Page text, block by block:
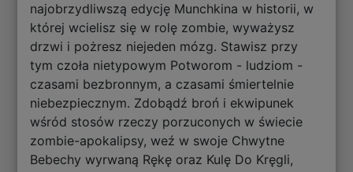
najobrzydliwszą edycję Munchkina w historii, w
której wcielisz się w rolę zombie, wyważysz
drzwi i pożresz niejeden mózg. Stawisz przy
tym czoła nietypowym Potworom - ludziom -
czasami bezbronnym, a czasami śmiertelnie
niebezpiecznym. Zdobądź broń i ekwipunek
wśród stosów rzeczy porzuconych w świecie
zombie-apokalipsy, weź w swoje Chwytne
Bebechy wyrwaną Rękę oraz Kulę Do Kręgli,